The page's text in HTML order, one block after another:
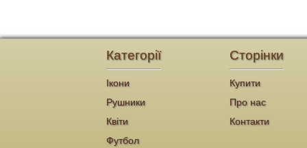
Сторінки
Купити
Про нас
Контакти
Категорії
Ікони
Рушники
Квіти
Футбол